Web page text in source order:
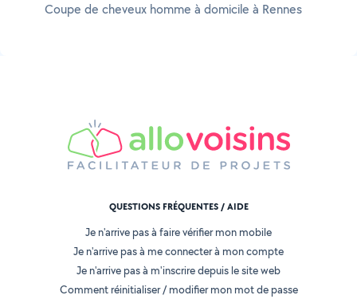
Coupe de cheveux homme à domicile à Rennes
QUESTIONS FRÉQUENTES / AIDE
Je n'arrive pas à faire vérifier mon mobile
Je n'arrive pas à me connecter à mon compte
Je n'arrive pas à m'inscrire depuis le site web
Comment réinitialiser / modifier mon mot de passe